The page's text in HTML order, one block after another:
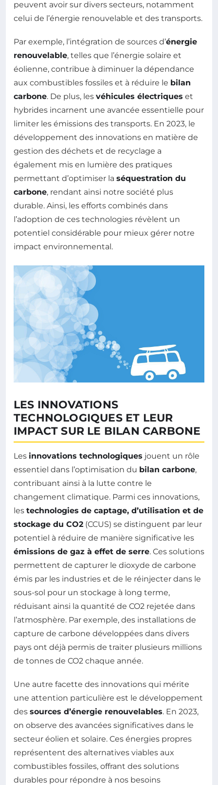
peuvent avoir sur divers secteurs, notamment
celui de l’énergie renouvelable et des transports.
Par exemple, l’intégration de sources d’énergie
renouvelable, telles que l’énergie solaire et
éolienne, contribue à diminuer la dépendance
aux combustibles fossiles et à réduire le bilan
carbone. De plus, les véhicules électriques et
hybrides incarnent une avancée essentielle pour
limiter les émissions des transports. En 2023, le
développement des innovations en matière de
gestion des déchets et de recyclage a
également mis en lumière des pratiques
permettant d’optimiser la séquestration du
carbone, rendant ainsi notre société plus
durable. Ainsi, les efforts combinés dans
l’adoption de ces technologies révèlent un
potentiel considérable pour mieux gérer notre
impact environnemental.
LES INNOVATIONS
TECHNOLOGIQUES ET LEUR
IMPACT SUR LE BILAN CARBONE
Les innovations technologiques jouent un rôle
essentiel dans l’optimisation du bilan carbone,
contribuant ainsi à la lutte contre le
changement climatique. Parmi ces innovations,
les technologies de captage, d’utilisation et de
stockage du CO2 (CCUS) se distinguent par leur
potentiel à réduire de manière significative les
émissions de gaz à effet de serre. Ces solutions
permettent de capturer le dioxyde de carbone
émis par les industries et de le réinjecter dans le
sous-sol pour un stockage à long terme,
réduisant ainsi la quantité de CO2 rejetée dans
l’atmosphère. Par exemple, des installations de
capture de carbone développées dans divers
pays ont déjà permis de traiter plusieurs millions
de tonnes de CO2 chaque année.
Une autre facette des innovations qui mérite
une attention particulière est le développement
des sources d’énergie renouvelables. En 2023,
on observe des avancées significatives dans le
secteur éolien et solaire. Ces énergies propres
représentent des alternatives viables aux
combustibles fossiles, offrant des solutions
durables pour répondre à nos besoins